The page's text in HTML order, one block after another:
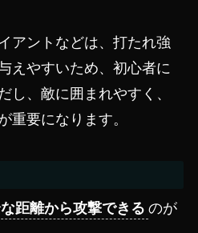
アントなどは、打たれ強
えやすいため、初心者に
し、敵に囲まれやすく、
重要になります。
距離から攻撃できる のが